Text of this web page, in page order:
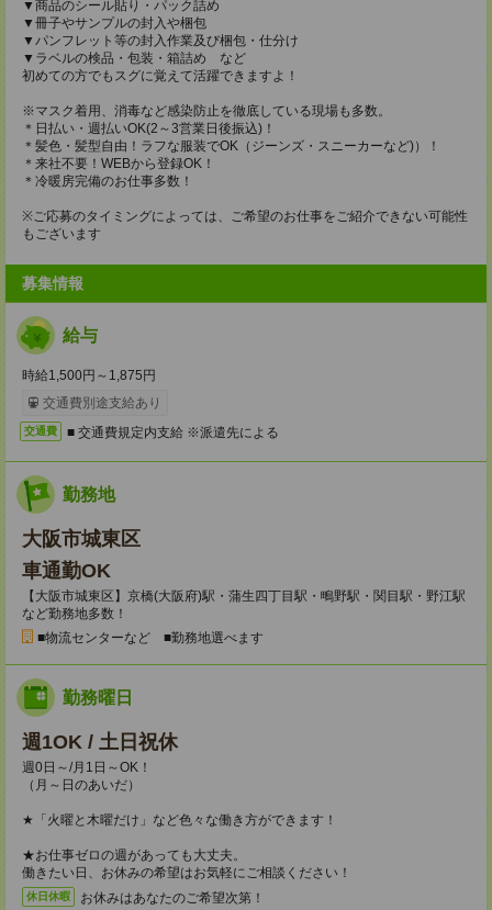
▼商品のシール貼り・パック詰め
▼冊子やサンプルの封入や梱包
▼パンフレット等の封入作業及び梱包・仕分け
▼ラベルの検品・包装・箱詰め など
初めての方でもスグに覚えて活躍できますよ！
※マスク着用、消毒など感染防止を徹底している現場も多数。
＊日払い・週払いOK(2～3営業日後振込)！
＊髪色・髪型自由！ラフな服装でOK（ジーンズ・スニーカーなど)）！
＊来社不要！WEBから登録OK！
＊冷暖房完備のお仕事多数！
※ご応募のタイミングによっては、ご希望のお仕事をご紹介できない可能性
もございます
募集情報
給与
時給1,500円～1,875円
交通費別途支給あり
交通費 ■ 交通費規定内支給 ※派遣先による
勤務地
大阪市城東区
車通勤OK
【大阪市城東区】京橋(大阪府)駅・蒲生四丁目駅・鴫野駅・関目駅・野江駅
など勤務地多数！
■物流センターなど ■勤務地選べます
勤務曜日
週1OK / 土日祝休
週0日～/月1日～OK！
（月～日のあいだ）
★「火曜と木曜だけ」など色々な働き方ができます！
★お仕事ゼロの週があっても大丈夫。
働きたい日、お休みの希望はお気軽にご相談ください！
休日休暇
お休みはあなたのご希望次第！